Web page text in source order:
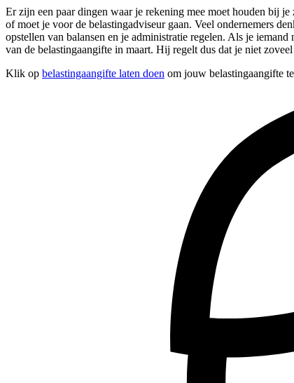
Er zijn een paar dingen waar je rekening mee moet houden bij
of moet je voor de belastingadviseur gaan. Veel ondernemers
opstellen van balansen en je administratie regelen. Als je
van de belastingaangifte in maart. Hij regelt dus dat je niet
Klik op belastingaangifte laten doen om jouw belastingaangifte